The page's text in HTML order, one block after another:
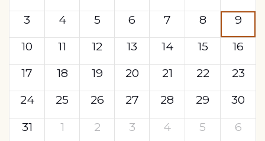
3
4 5 6 7 8
9
10
11 12 13 14 15
16
17
18 19 20 21 22
23
24
25 26 27 28 29
30
31
1 2 3 4 5 6